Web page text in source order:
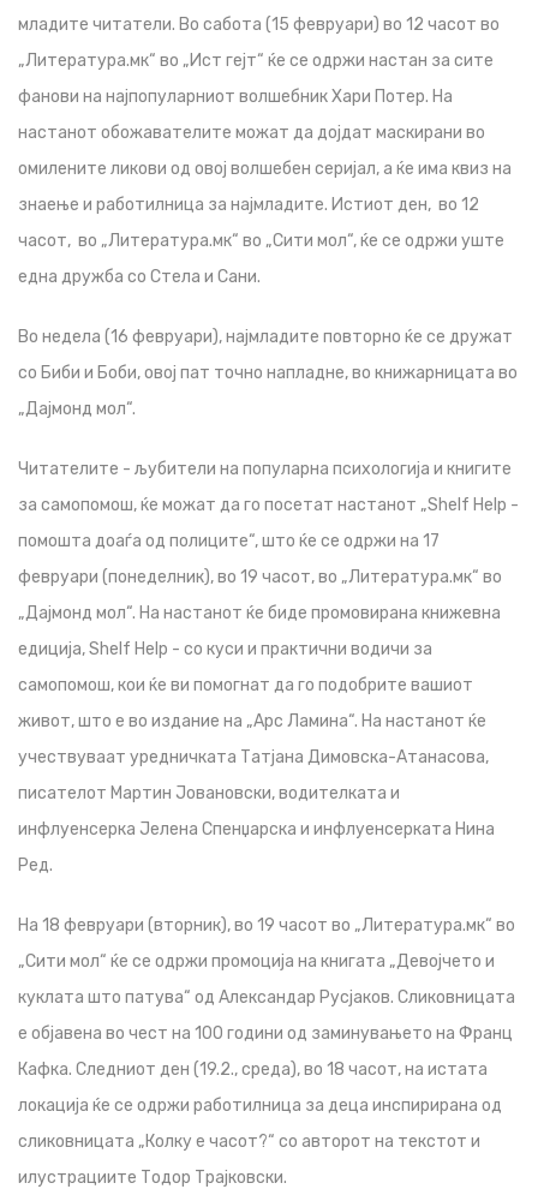
младите читатели. Во сабота (15 февруари) во 12 часот во
„Литература.мк“ во „Ист гејт“ ќе се одржи настан за сите
фанови на најпопуларниот волшебник Хари Потер. На
настанот обожавателите можат да дојдат маскирани во
омилените ликови од овој волшебен серијал, а ќе има квиз на
знаење и работилница за најмладите. Истиот ден, во 12
часот, во „Литература.мк“ во „Сити мол“, ќе се одржи уште
една дружба со Стела и Сани.
Во недела (16 февруари), најмладите повторно ќе се дружат
со Биби и Боби, овој пат точно напладне, во книжарницата во
„Дајмонд мол“.
Читателите - љубители на популарна психологија и книгите
за самопомош, ќе можат да го посетат настанот „Shelf Help -
помошта доаѓа од полиците“, што ќе се одржи на 17
февруари (понеделник), во 19 часот, во „Литература.мк“ во
„Дајмонд мол“. На настанот ќе биде промовирана книжевна
едиција, Shelf Help - со куси и практични водичи за
самопомош, кои ќе ви помогнат да го подобрите вашиот
живот, што е во издание на „Арс Ламина“. На настанот ќе
учествуваат уредничката Татјана Димовска-Атанасова,
писателот Мартин Јовановски, водителката и
инфлуенсерка Јелена Спенџарска и инфлуенсерката Нина
Ред.
На 18 февруари (вторник), во 19 часот во „Литература.мк“ во
„Сити мол“ ќе се одржи промоција на книгата „Девојчето и
куклата што патува“ од Александар Русјаков. Сликовницата
е објавена во чест на 100 години од заминувањето на Франц
Кафка. Следниот ден (19.2., среда), во 18 часот, на истата
локација ќе се одржи работилница за деца инспирирана од
сликовницата „Колку е часот?“ со авторот на текстот и
илустрациите Тодор Трајковски.